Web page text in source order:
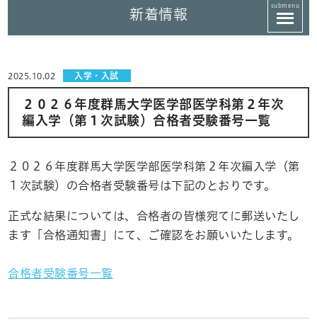
新着情報
submenu
2025.10.02 入学・入試
２０２６年度群馬大学医学部医学科第２年次
編入学（第１次試験）合格者受験番号一覧
２０２６年度群馬大学医学部医学科第２年次編入学（第
１次試験）の合格者受験番号は下記のとおりです。
正式な結果については、合格者の皆様宛てに郵送いたし
ます「合格通知書」にて、ご確認をお願いいたします。
合格者受験番号一覧